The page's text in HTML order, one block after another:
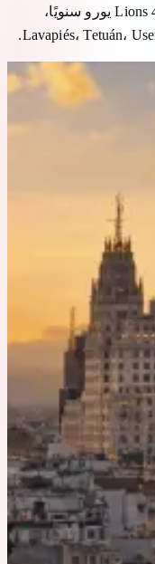
حزمة المغرب + 32 يورو سنويًا · حزمة Lions 45 يورو سنويًا،